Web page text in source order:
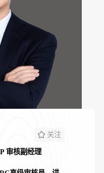
关注
审核副经理